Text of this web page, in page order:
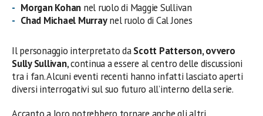
Morgan Kohan nel ruolo di Maggie Sullivan
Chad Michael Murraynel ruolo di Cal Jones
Il personaggio interpretato daScott Patterson, ovvero
Sully Sullivan, continua a essere al centro delle discussioni
tra i fan. Alcuni eventi recenti hanno infatti lasciato aperti
diversi interrogativi sul suo futuro all’interno della serie.
Accanto a loro potrebbero tornare anche gli altri